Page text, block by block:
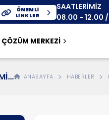
ÖNEMLI
LINKLER
SAATLERİMİZ
08.00 - 12.00 /
ÇÖZÜM MERKEZİ
ANASAYFA HABERLER